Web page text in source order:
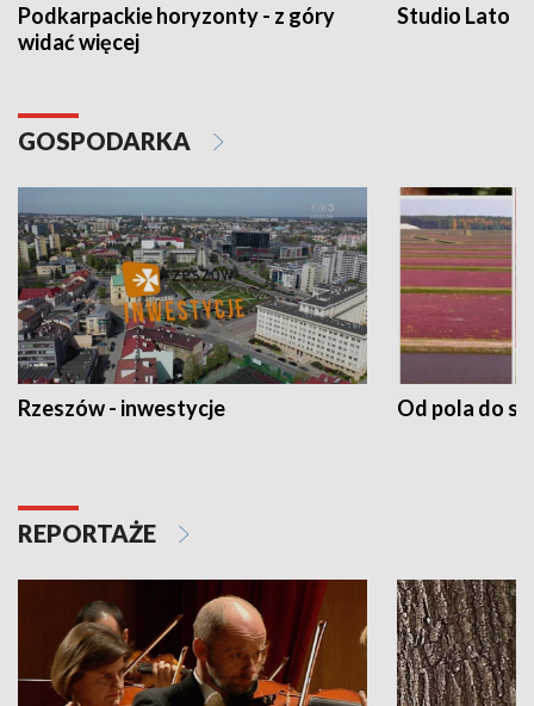
Podkarpackie horyzonty - z góry
widać więcej
Studio Lato
GOSPODARKA
Rzeszów - inwestycje Od pola do
REPORTAŻE